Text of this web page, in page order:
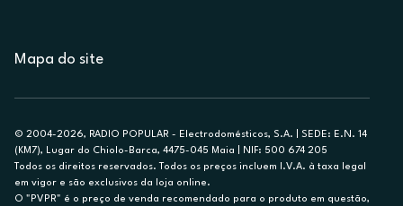
Mapa do site
© 2004-2026, RADIO POPULAR - Electrodomésticos, S.A. | SEDE: E.N. 14
(KM7), Lugar do Chiolo-Barca, 4475-045 Maia | NIF: 500 674 205
Todos os direitos reservados. Todos os preços incluem I.V.A. à taxa legal
em vigor e são exclusivos da loja online.
O "PVPR" é o preço de venda recomendado para o produto em questão,